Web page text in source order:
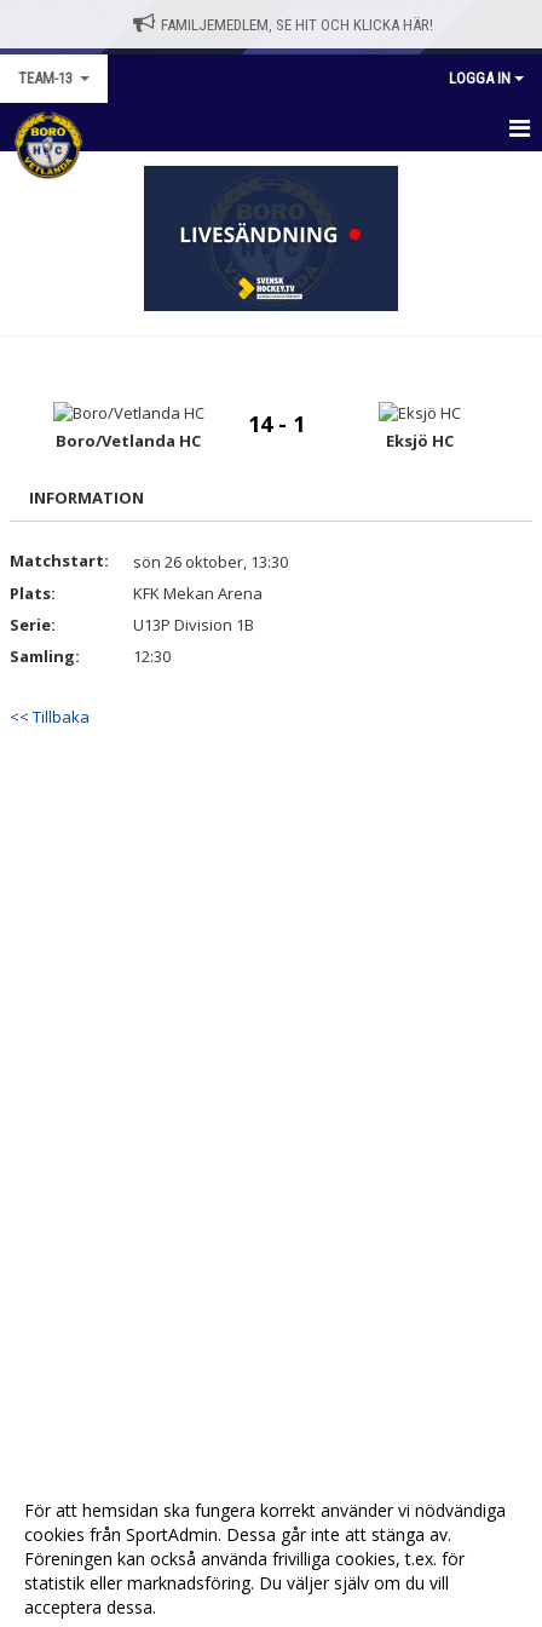
FAMILJEMEDLEM, SE HIT OCH KLICKA HÄR!
TEAM-13 LOGGA IN
TEAM-13
BILDGALLERI
DOKUMENT
Boro/Vetlanda HC
14 - 1
Eksjö HC
INFORMATION
Matchstart:
sön 26 oktober, 13:30
Plats:
KFK Mekan Arena
Serie:
U13P Division 1B
Samling:
12:30
<< Tillbaka
För att hemsidan ska fungera korrekt använder vi nödvändiga
cookies från SportAdmin. Dessa går inte att stänga av.
Föreningen kan också använda frivilliga cookies, t.ex. för
statistik eller marknadsföring. Du väljer själv om du vill
acceptera dessa.